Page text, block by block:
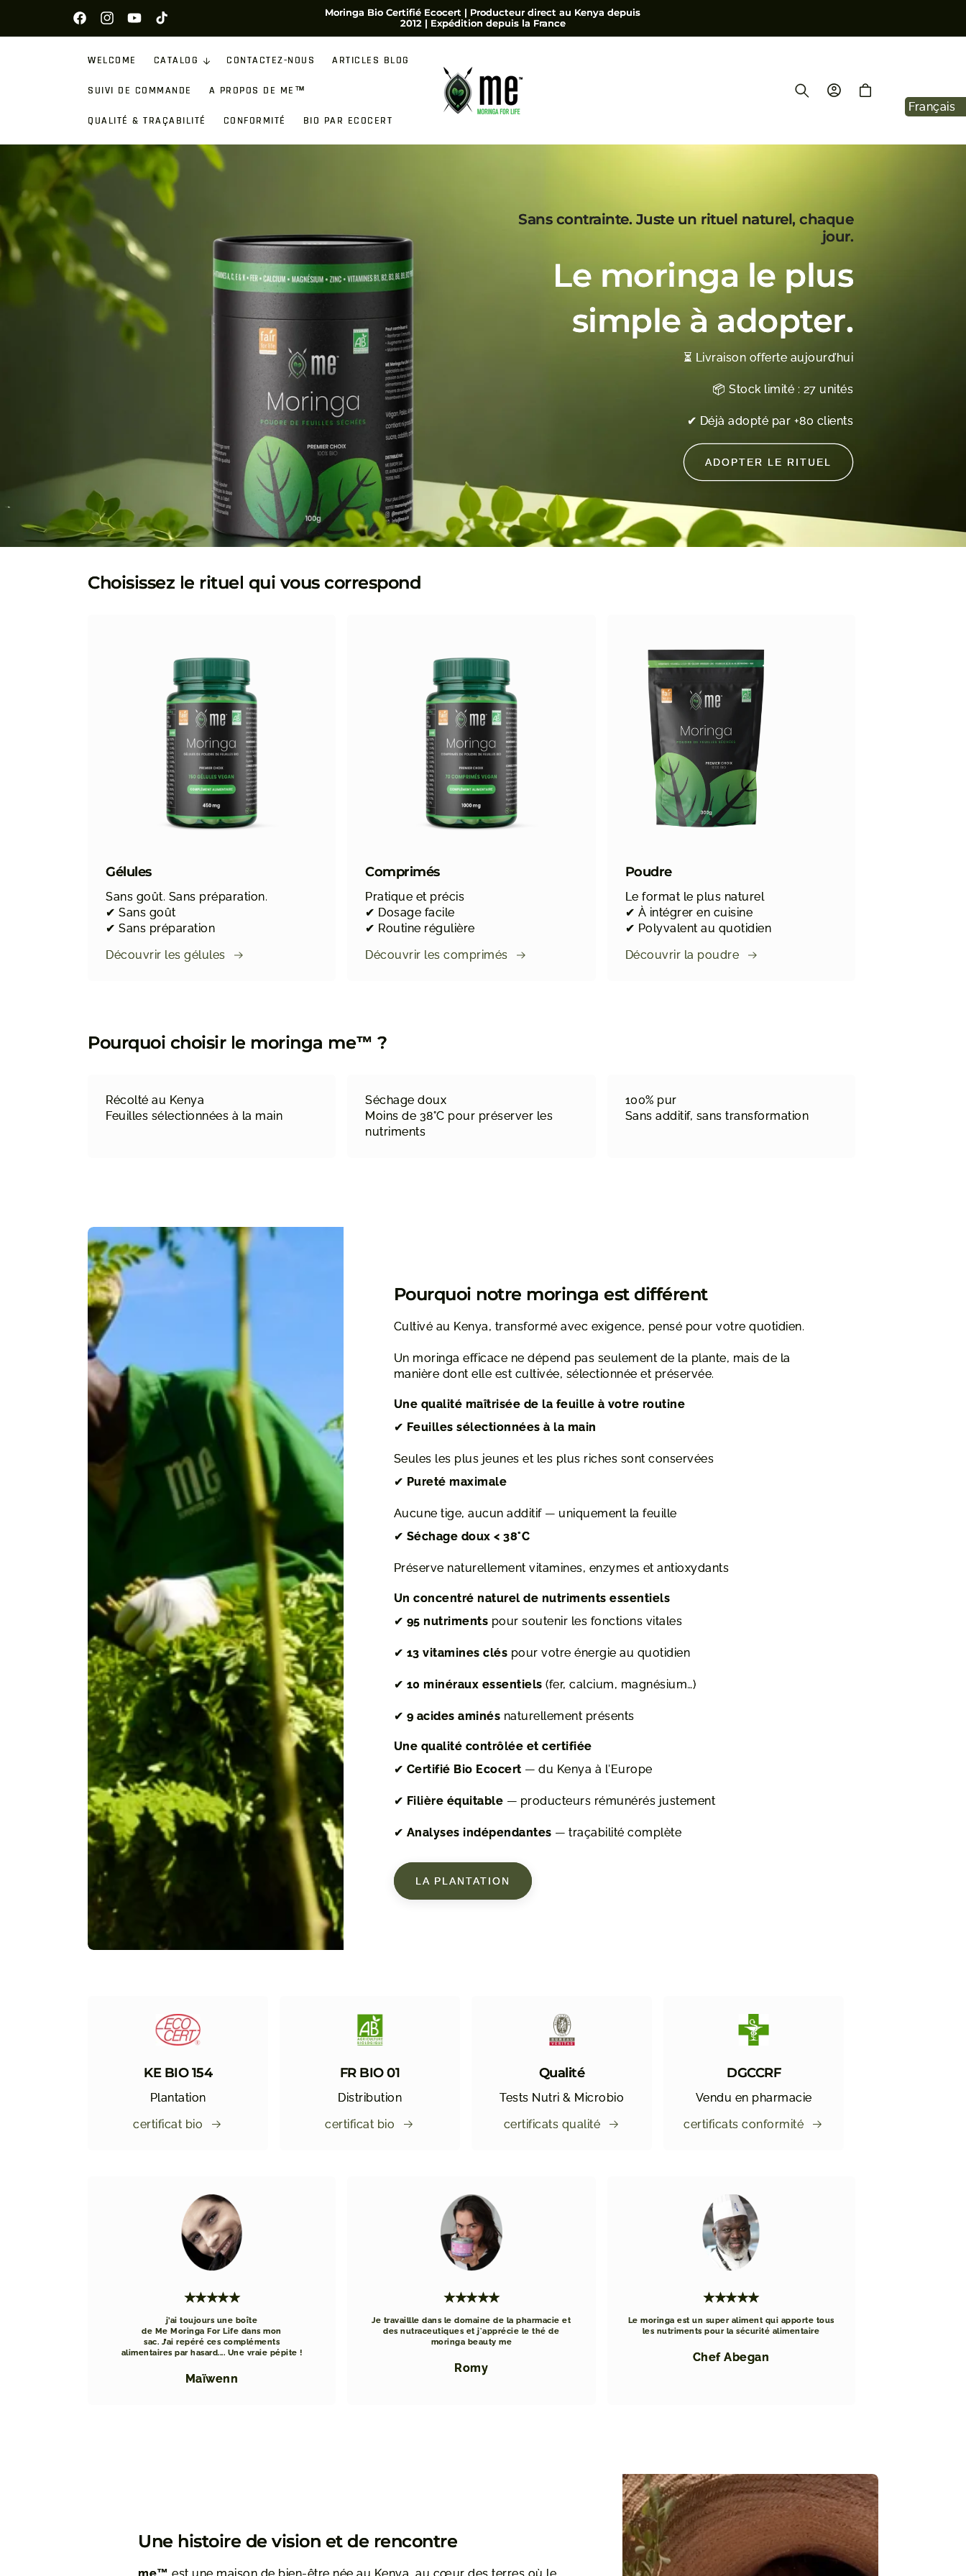
FacebookInstagramYouTubeTikTok
Moringa Bio Certifié Ecocert | Producteur direct au Kenya depuis
2012 | Expédition depuis la France
WELCOME CATALOG CONTACTEZ-NOUS ARTICLES BLOG
SUIVI DE COMMANDE A PROPOS DE ME™️
QUALITÉ & TRAÇABILITÉ CONFORMITÉ BIO PAR ECOCERT
Log
in
Cart
Sans contrainte. Juste un rituel naturel, chaque
jour.
Le moringa le plus
simple à adopter.
⏳ Livraison offerte aujourd’hui
📦 Stock limité : 27 unités
✔ Déjà adopté par +80 clients
ADOPTER LE RITUEL
Choisissez le rituel qui vous correspond
Gélules
Sans goût. Sans préparation.
✔ Sans goût
✔ Sans préparation
Découvrir les gélules
Comprimés
Pratique et précis
✔ Dosage facile
✔ Routine régulière
Découvrir les comprimés
Poudre
Le format le plus naturel
✔ À intégrer en cuisine
✔ Polyvalent au quotidien
Découvrir la poudre
Pourquoi choisir le moringa me™ ?
Récolté au Kenya
Feuilles sélectionnées à la main
Séchage doux
Moins de 38°C pour préserver les
nutriments
100% pur
Sans additif, sans transformation
Pourquoi notre moringa est différent
Cultivé au Kenya, transformé avec exigence, pensé pour votre quotidien.
Un moringa efficace ne dépend pas seulement de la plante, mais de la
manière dont elle est cultivée, sélectionnée et préservée.
Une qualité maîtrisée de la feuille à votre routine
✔ Feuilles sélectionnées à la main
Seules les plus jeunes et les plus riches sont conservées
✔ Pureté maximale
Aucune tige, aucun additif — uniquement la feuille
✔ Séchage doux < 38°C
Préserve naturellement vitamines, enzymes et antioxydants
Un concentré naturel de nutriments essentiels
✔ 95 nutriments pour soutenir les fonctions vitales
✔ 13 vitamines clés pour votre énergie au quotidien
✔ 10 minéraux essentiels (fer, calcium, magnésium…)
✔ 9 acides aminés naturellement présents
Une qualité contrôlée et certifiée
✔ Certifié Bio Ecocert — du Kenya à l'Europe
✔ Filière équitable — producteurs rémunérés justement
✔ Analyses indépendantes — traçabilité complète
LA PLANTATION
KE BIO 154
Plantation
certificat bio
FR BIO 01
Distribution
certificat bio
Qualité
Tests Nutri & Microbio
certificats qualité
DGCCRF
Vendu en pharmacie
certificats conformité
★★★★★
j’ai toujours une boîte
de Me Moringa For Life dans mon
sac. J’ai repéré ces compléments
alimentaires par hasard.... Une vraie pépite !
Maïwenn
★★★★★
Je travaillle dans le domaine de la pharmacie et
des nutraceutiques et j'apprécie le thé de
moringa beauty me
Romy
★★★★★
Le moringa est un super aliment qui apporte tous
les nutriments pour la sécurité alimentaire
Chef Abegan
Une histoire de vision et de rencontre
Français